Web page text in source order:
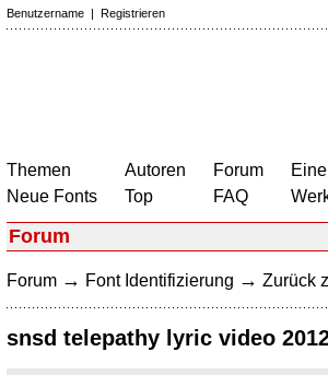
Benutzername | Registrieren
Themen
Neue Fonts
Autoren
Top
Forum
FAQ
Forum
Forum → Font Identifizierung → Zurück
snsd telepathy lyric video